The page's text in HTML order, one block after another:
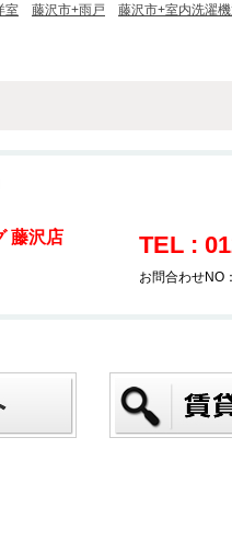
室 藤沢市+雨戸 藤沢市+室内洗濯
藤沢店 TEL :
お問合わせNO：